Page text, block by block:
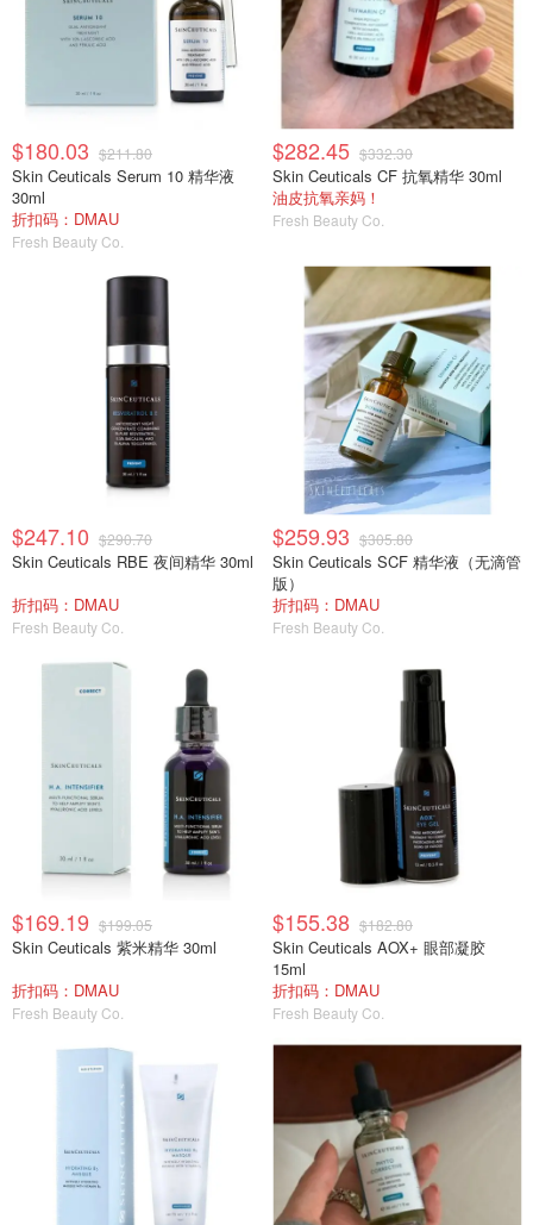
$180.03 $211.80
Skin Ceuticals Serum 10 精华液
30ml
折扣码：DMAU
Fresh Beauty Co.
$282.45 $332.30
Skin Ceuticals CF 抗氧精华 30ml
油皮抗氧亲妈！
Fresh Beauty Co.
$247.10 $290.70
Skin Ceuticals RBE 夜间精华 30ml
折扣码：DMAU
Fresh Beauty Co.
$259.93 $305.80
Skin Ceuticals SCF 精华液（无滴管
版）
折扣码：DMAU
Fresh Beauty Co.
$169.19 $199.05
Skin Ceuticals 紫米精华 30ml
折扣码：DMAU
Fresh Beauty Co.
$155.38 $182.80
Skin Ceuticals AOX+ 眼部凝胶
15ml
折扣码：DMAU
Fresh Beauty Co.